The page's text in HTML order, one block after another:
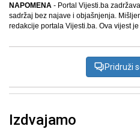
NAPOMENA - Portal Vijesti.ba
sadržaj bez najave i objašnjenja.
redakcije portala Vijesti.ba. Ova vijest
Pridruži
Izdvajamo